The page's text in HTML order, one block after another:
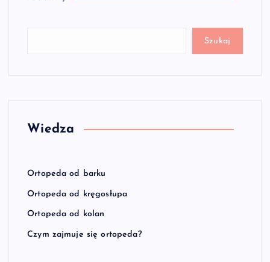
Szukaj
Wiedza
Ortopeda od barku
Ortopeda od kręgosłupa
Ortopeda od kolan
Czym zajmuje się ortopeda?